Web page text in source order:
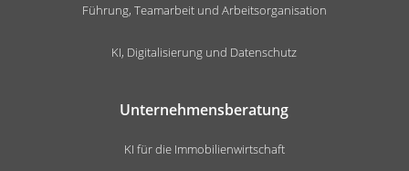
Führung, Teamarbeit und Arbeitsorganisation
KI, Digitalisierung und Datenschutz
Unternehmensberatung
KI für die Immobilienwirtschaft